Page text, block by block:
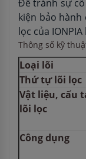
Để tránh sự
kiện bảo hành
lọc của
Thông số kỹ
Loại lõi
Thứ tự lõi lọc
Vật liệu, cấu
lõi lọc
Công dụng